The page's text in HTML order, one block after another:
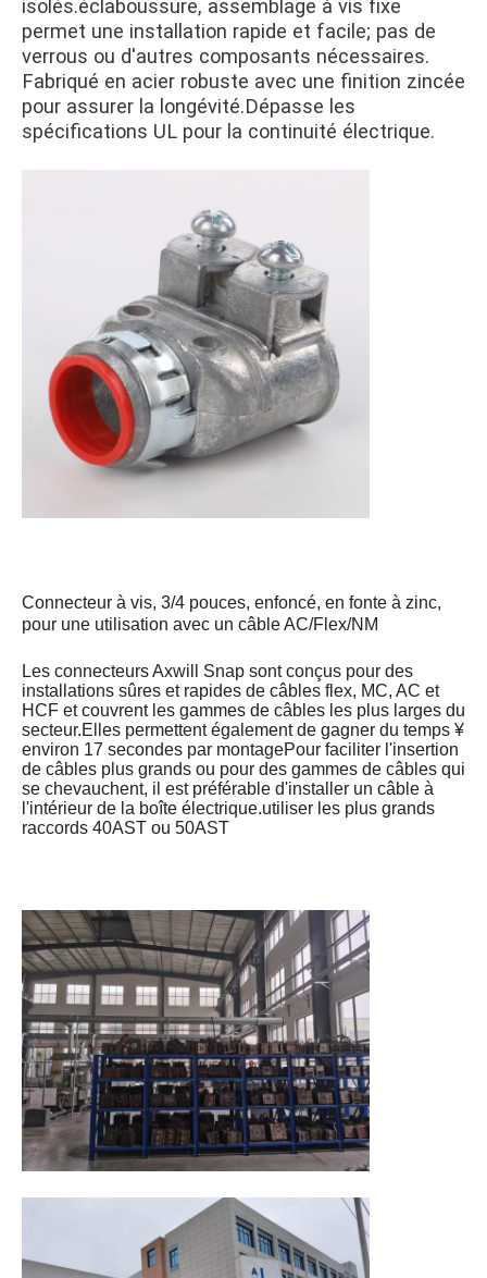
isolés.éclaboussure, assemblage à vis fixe
permet une installation rapide et facile; pas de
verrous ou d'autres composants nécessaires.
Fabriqué en acier robuste avec une finition zincée
pour assurer la longévité.Dépasse les
spécifications UL pour la continuité électrique.
Connecteur à vis, 3/4 pouces, enfoncé, en fonte à zinc,
pour une utilisation avec un câble AC/Flex/NM
Les connecteurs Axwill Snap sont conçus pour des
installations sûres et rapides de câbles flex, MC, AC et
HCF et couvrent les gammes de câbles les plus larges du
secteur.Elles permettent également de gagner du temps ¥
environ 17 secondes par montagePour faciliter l'insertion
de câbles plus grands ou pour des gammes de câbles qui
se chevauchent, il est préférable d'installer un câble à
l'intérieur de la boîte électrique.utiliser les plus grands
raccords 40AST ou 50AST